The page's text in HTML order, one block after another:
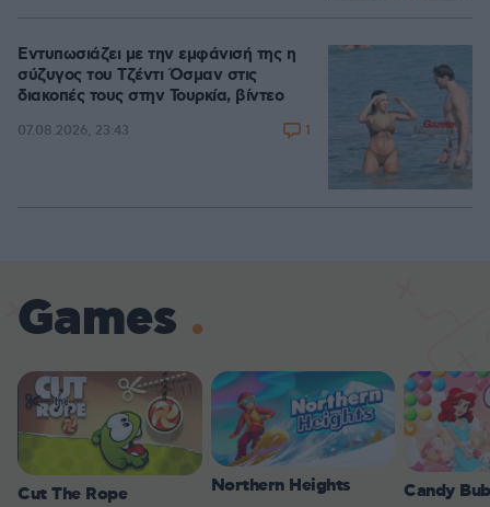
Εντυπωσιάζει με την εμφάνισή της η
σύζυγος του Τζέντι Όσμαν στις
διακοπές τους στην Τουρκία, βίντεο
07.08.2026, 23:43 1
Games
Cut The Rope Northern Heights Candy